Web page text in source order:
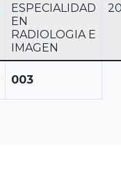
ESPECIALIDAD
EN
RADIOLOGIA E
IMAGEN
003